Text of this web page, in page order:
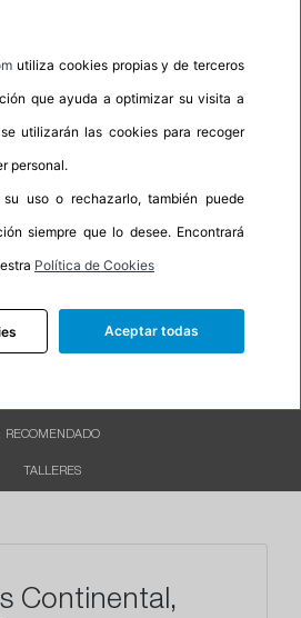
No
PREMIUM
RECOMENDADO
TALLERES
Continental,
utiliza cookies propias y de terceros
que ayuda a optimizar su visita a
utilizarán las cookies para recoger
personal.
uso o rechazarlo, también puede
siempre que lo desee. Encontrará
Política de Cookies
Aceptar todas